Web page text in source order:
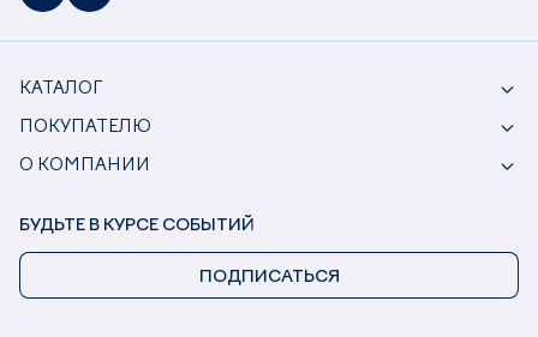
КАТАЛОГ
ПОКУПАТЕЛЮ
О КОМПАНИИ
БУДЬТЕ В КУРСЕ СОБЫТИЙ
ПОДПИСАТЬСЯ